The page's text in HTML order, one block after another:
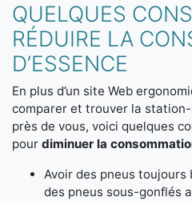
QUELQUES
RÉDUIRE LA
D’ESSENCE
En plus d’un site Web
comparer et trouver la
près de vous, voici quelques
pour diminuer la
Avoir des pneus
des pneus sous-gonflés